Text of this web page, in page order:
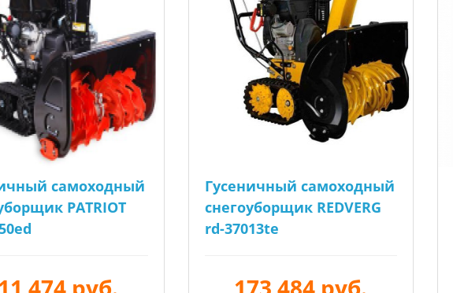
самоходный
PATRIOT
Гусеничный самоходный
снегоуборщик REDVERG
rd-37013te